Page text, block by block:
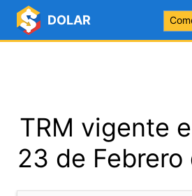
DOLAR
TRM vigente
23 de